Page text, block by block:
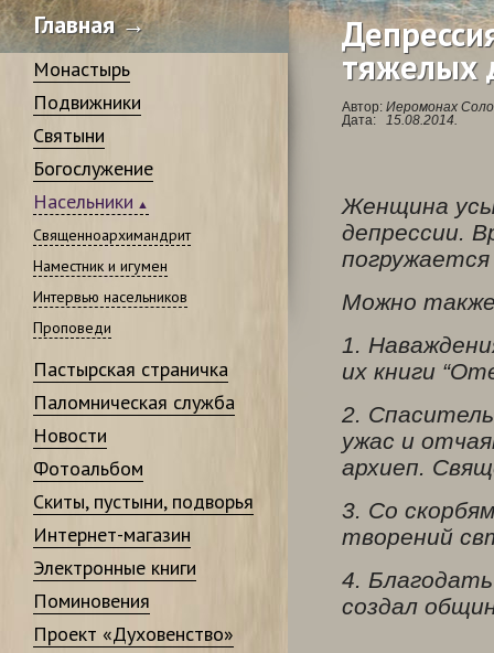
Главная →
Монастырь
Подвижники
Святыни
Богослужение
Насельники
Священноархимандрит
Наместник и игумен
Интервью насельников
Проповеди
Пастырская страничка
Паломническая служба
Новости
Фотоальбом
Скиты, пустыни, подворья
Интернет-магазин
Электронные книги
Поминовения
Проект «Духовенство»
тяжелых
Автор: Иеромонах
Дата:
15.08.2014.
Женщина
депрессии.
Можно
1.
их книги
2.
ужас и
архиеп.
3. Со
творений
4.
создал